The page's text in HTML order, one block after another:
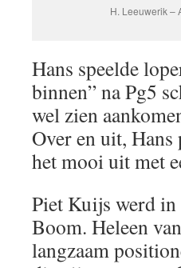
H. Leeuwerik –
Hans speelde
binnen” na Pg5
wel zien
Over en uit, Hans
het mooi uit met
Piet Kuijs werd
Boom. Heleen
langzaam